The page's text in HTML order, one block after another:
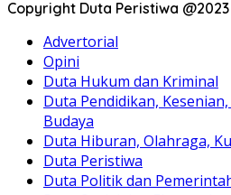
Copyright Duta Peristiwa @2023
Advertorial
Opini
Duta Hukum dan Kriminal
Duta Pendidikan,
Budaya
Duta Hiburan, Olahraga,
Duta Peristiwa
Duta Politik dan